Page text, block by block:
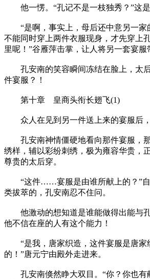
他一愣。“孔记不是一枝独秀？”这是
“是啊，事实上，母后还中意另一家
不能同时穿上两件衣服现身，才先穿上
里呢！”谷雁萍击掌，让人将另一套宴服
孔安南的笑容瞬间冻结在脸上，太
件宴服？！
第十章 皇商头衔长翅飞(1)
众人在见到另一件送上来的宴服后，
孔安南神情僵硬地看向那件宴服，
绣样，辅以彩纷刺绣，极为雍容华贵，
尊贵的太后穿。
“这件……宴服是由谁所献上的？”自
类拔萃的，孔安南忍不住问。
他激动的想知道是谁能做得出能与
他不信在座的人有这个能力！
“是我，唐家织造，这件宴服是唐家
的！”唐元宁由殿外走进来。
孔安南倏然睁大双目。“你？你也有